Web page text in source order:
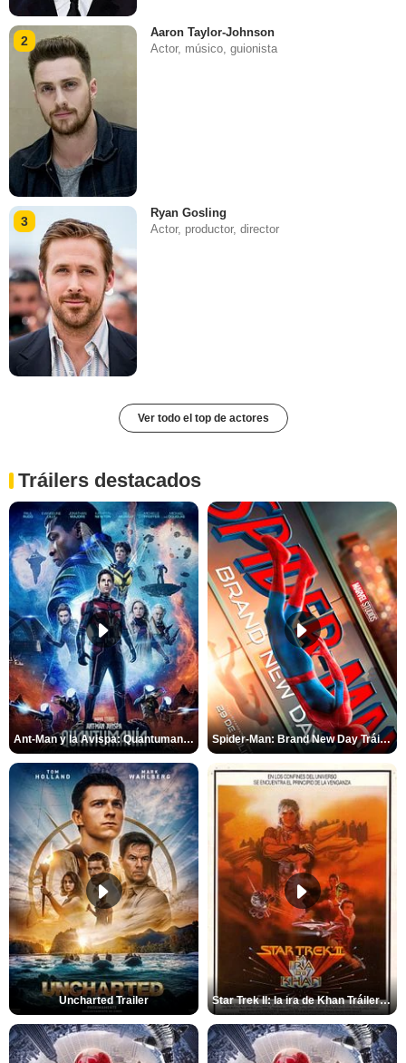
2
Aaron Taylor-Johnson
Actor, músico, guionista
3
Ryan Gosling
Actor, productor, director
Ver todo el top de actores
Tráilers destacados
Ant-Man y la Avispa: Quantumanía Tráiler (2) Spider-Man: Brand New Day Tráiler (3)
Uncharted Trailer Star Trek II: la ira de Khan Tráiler VO